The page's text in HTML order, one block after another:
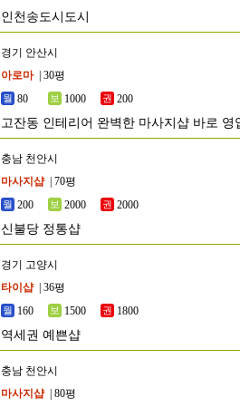
인천송도시도시
경기 안산시
아로마
| 30평
80
1000 200
고잔동 인테리어 완벽한 마사지샵 바로 영
충남 천안시
마사지샵
| 70평
200
2000 2000
신불당 정통샵
경기 고양시
타이샵
| 36평
160
1500 1800
역세권 예쁜샵
충남 천안시
마사지샵
| 80평